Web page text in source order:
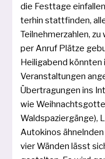
die Festtage
ter­hin statt­fin­den,
Teilnehmerzahlen,
per Anruf Plätze
Heiligabend könn­ten
Veranstaltungen
Übertragungen ins
wie
Waldspaziergänge),
Autokinos
vier Wänden lässt